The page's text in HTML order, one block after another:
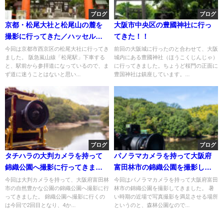
ブログ
京都・松尾大社と松尾山の麓を
撮影に行ってきた／ハッセルブ
ラッド500CM
今回は京都市西京区の松尾大社に行ってき
ました。 阪急嵐山線「松尾駅」下車する
と、駅前から参拝道になっているので、ま
ず道に迷うことはないと思い...
ブログ
大阪市中央区の豊國神社に行っ
てきた！！
前回の大阪城に行ったのと合わせて、大阪
城内にある豊國神社（ほうこくじんじゃ）
に行ってきました。ちょうど桜門の正面に
豊国神社は鎮座しています。...
ブログ
タチハラの大判カメラを持って
錦織公園へ撮影に行ってきまし
た
今回は大判カメラを持って、大阪府富田林
市の自然豊かな公園の錦織公園へ撮影に行
ってきました。 錦織公園へ撮影に行くの
は今回で2回目となり、4か...
ブログ
パノラマカメラを持って大阪府
富田林市の錦織公園を撮影して
きた
今回はパノラマカメラを持って大阪府富田
林市の錦織公園を撮影してきました。 暑
い時期の近場で写真撮影を満足させる場所
というのと、森林公園なので...